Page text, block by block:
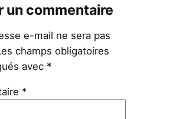
un commentaire
e-mail ne sera pas
champs obligatoires
avec *
*